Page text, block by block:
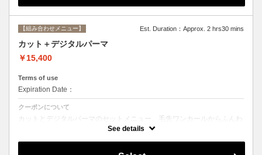
【組み合わせメニュー】 Est. Duration：Approx. 2 hrs30 mins
カット＋デジタルパーマ
￥15,400
Terms of use
Expiration Date：
クーポンについて
カットとデジタルパーマのセットメニュー。毛先ワンカールからふんわ
りルーズなカールまで大きめしっかりカール♪シャンプー・ブロー込
See details